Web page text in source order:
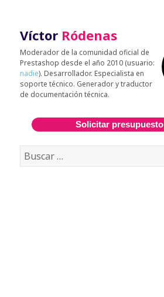
Víctor Ródenas
Moderador de la comunidad oficial de
Prestashop desde el año 2010 (usuario:
nadie). Desarrollador. Especialista en
soporte técnico. Generador y traductor
de documentación técnica.
Solicitar presupuesto
Buscar: